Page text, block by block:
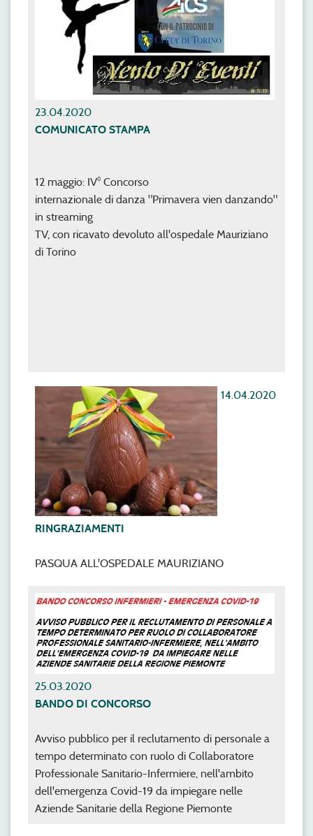
23.04.2020
COMUNICATO STAMPA
12 maggio: IV° Concorso
internazionale di danza "Primavera vien danzando"
in streaming
TV, con ricavato devoluto all'ospedale Mauriziano
di Torino
14.04.2020
RINGRAZIAMENTI
PASQUA ALL'OSPEDALE MAURIZIANO
25.03.2020
BANDO DI CONCORSO
Avviso pubblico per il reclutamento di personale a
tempo determinato con ruolo di Collaboratore
Professionale Sanitario-Infermiere, nell'ambito
dell'emergenza Covid-19 da impiegare nelle
Aziende Sanitarie della Regione Piemonte